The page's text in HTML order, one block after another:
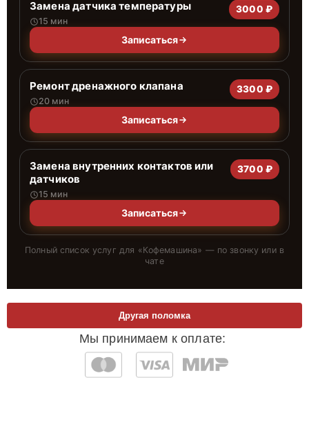
Замена датчика температуры
15 мин
3000 ₽
Записаться
Ремонт дренажного клапана
20 мин
3300 ₽
Записаться
Замена внутренних контактов или
датчиков
15 мин
3700 ₽
Записаться
Полный список услуг для «Кофемашина» — по звонку или в
чате
Мы принимаем к оплате:
Другая поломка